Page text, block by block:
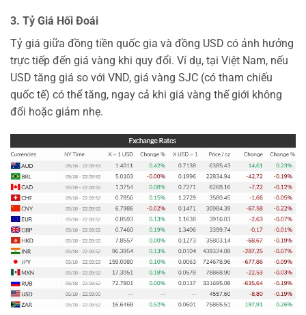
3. Tỷ Giá Hối Đoái
Tỷ giá giữa đồng tiền quốc gia và đồng USD có ảnh hưởng
trực tiếp đến giá vàng khi quy đổi. Ví dụ, tại Việt Nam, nếu
USD tăng giá so với VND, giá vàng SJC (có tham chiếu
quốc tế) có thể tăng, ngay cả khi giá vàng thế giới không
đổi hoặc giảm nhẹ.